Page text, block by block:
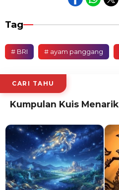
Tag
# BRI # ayam panggang
CARI TAHU
Kumpulan Kuis Menarik